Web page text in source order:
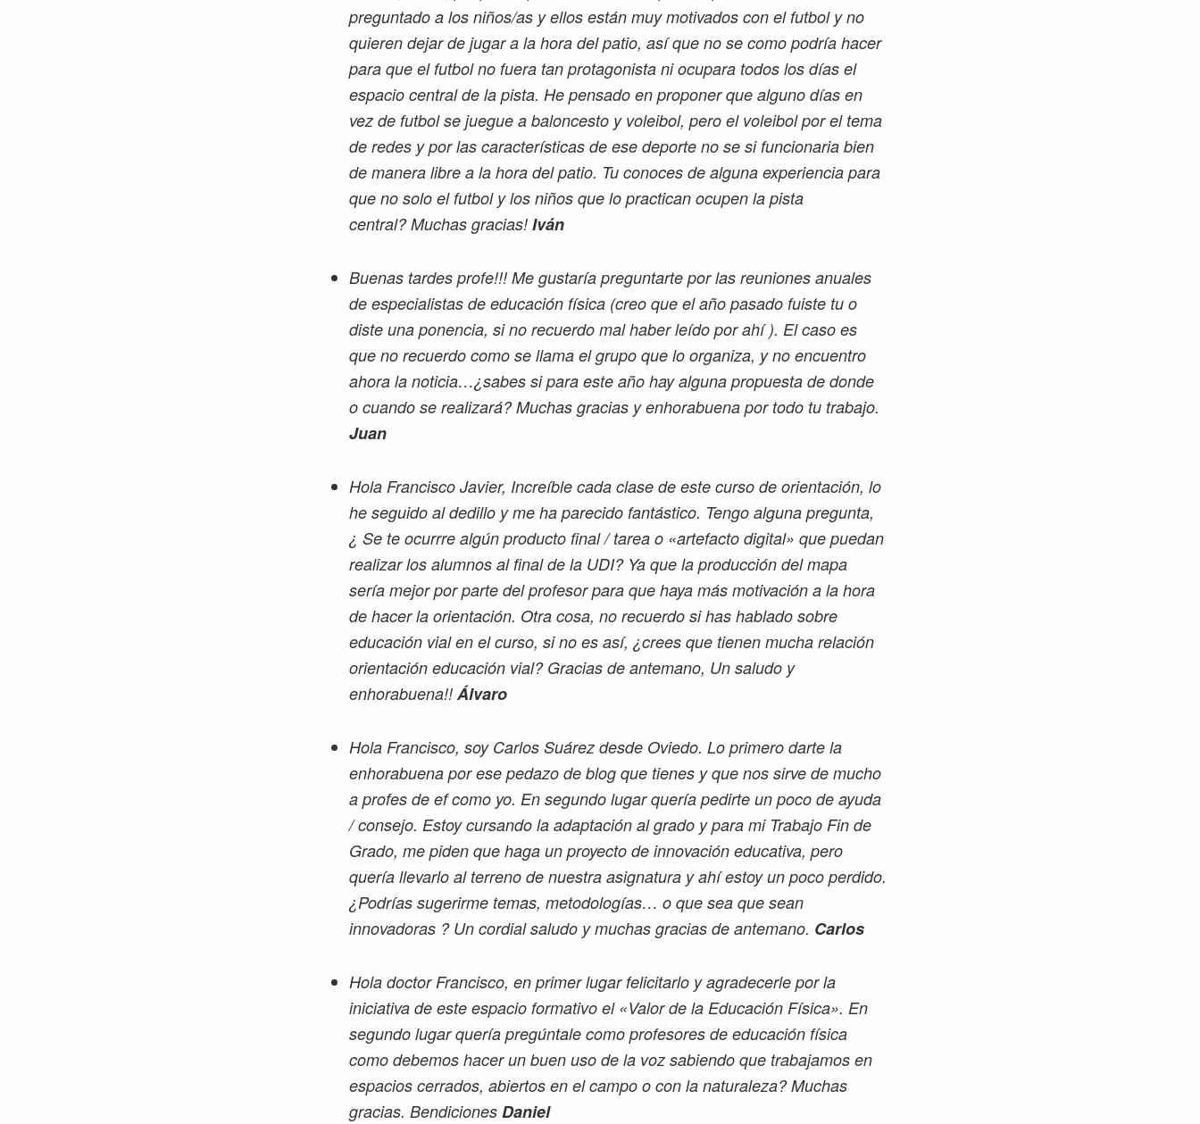
preguntado a los niños/as y ellos están muy motivados con el futbol y no
quieren dejar de jugar a la hora del patio, así que no se como podría hacer
para que el futbol no fuera tan protagonista ni ocupara todos los días el
espacio central de la pista. He pensado en proponer que alguno días en
vez de futbol se juegue a baloncesto y voleibol, pero el voleibol por el tema
de redes y por las características de ese deporte no se si funcionaria bien
de manera libre a la hora del patio. Tu conoces de alguna experiencia para
que no solo el futbol y los niños que lo practican ocupen la pista
central? Muchas gracias! Iván
Buenas tardes profe!!! Me gustaría preguntarte por las reuniones anuales
de especialistas de educación física (creo que el año pasado fuiste tu o
diste una ponencia, si no recuerdo mal haber leído por ahí ). El caso es
que no recuerdo como se llama el grupo que lo organiza, y no encuentro
ahora la noticia…¿sabes si para este año hay alguna propuesta de donde
o cuando se realizará? Muchas gracias y enhorabuena por todo tu trabajo.
Juan
Hola Francisco Javier, Increíble cada clase de este curso de orientación, lo
he seguido al dedillo y me ha parecido fantástico. Tengo alguna pregunta,
¿ Se te ocurrre algún producto final / tarea o «artefacto digital» que puedan
realizar los alumnos al final de la UDI? Ya que la producción del mapa
sería mejor por parte del profesor para que haya más motivación a la hora
de hacer la orientación. Otra cosa, no recuerdo si has hablado sobre
educación vial en el curso, si no es así, ¿crees que tienen mucha relación
orientación educación vial? Gracias de antemano, Un saludo y
enhorabuena!! Álvaro
Hola Francisco, soy Carlos Suárez desde Oviedo. Lo primero darte la
enhorabuena por ese pedazo de blog que tienes y que nos sirve de mucho
a profes de ef como yo. En segundo lugar quería pedirte un poco de ayuda
/ consejo. Estoy cursando la adaptación al grado y para mi Trabajo Fin de
Grado, me piden que haga un proyecto de innovación educativa, pero
quería llevarlo al terreno de nuestra asignatura y ahí estoy un poco perdido.
¿Podrías sugerirme temas, metodologías… o que sea que sean
innovadoras ? Un cordial saludo y muchas gracias de antemano. Carlos
Hola doctor Francisco, en primer lugar felicitarlo y agradecerle por la
iniciativa de este espacio formativo el «Valor de la Educación Física». En
segundo lugar quería pregúntale como profesores de educación física
como debemos hacer un buen uso de la voz sabiendo que trabajamos en
espacios cerrados, abiertos en el campo o con la naturaleza? Muchas
gracias. Bendiciones Daniel